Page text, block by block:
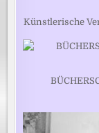
Künstlerische